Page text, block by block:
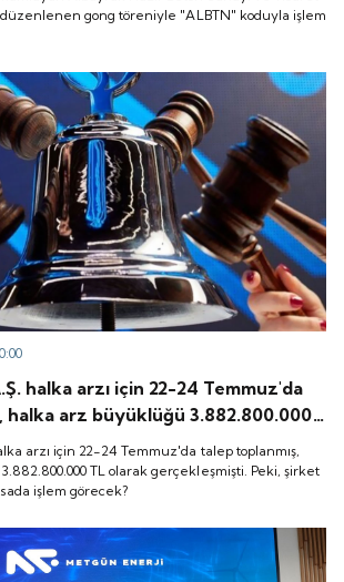
düzenlenen gong töreniyle "ALBTN" koduyla işlem
halka arzı için 22-24 Temmuz'da
halka arz büyüklüğü 3.882.800.000
Peki, şirket payları ne
görecek?
arzı için 22-24 Temmuz'da talep toplanmış,
TL olarak gerçekleşmişti. Peki, şirket
işlem görecek?